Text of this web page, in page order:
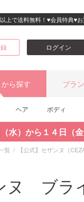
上で送料無料！♥会員特典♥
ログイン
ら探す ブラ
ヘア ボディ
水）から１４日（
覧 【公式】セザンヌ（
ヌ ブラ